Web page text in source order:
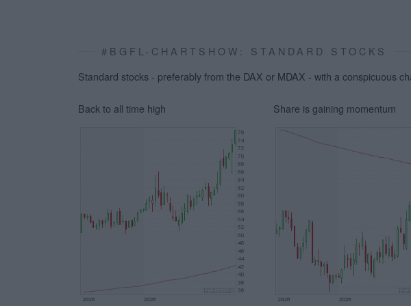
#BGFL-CHARTSHOW: STANDARD STOCKS
Standard stocks - preferably from the DAX or MDAX - with a conspicuous
Back to all time high Share is gaining momentum